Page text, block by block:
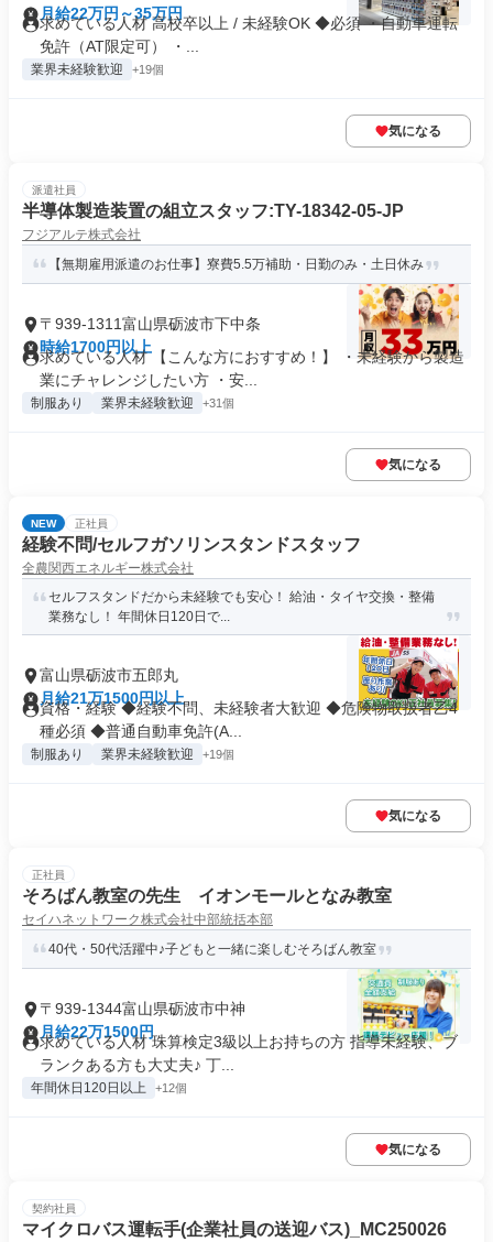
月給22万円～35万円
求めている人材 高校卒以上 / 未経験OK ◆必須 ・自動車運転
免許（AT限定可） ・...
業界未経験歓迎 +19個
気になる
派遣社員
半導体製造装置の組立スタッフ:TY-18342-05-JP
フジアルテ株式会社
【無期雇用派遣のお仕事】寮費5.5万補助・日勤のみ・土日休み
〒939-1311富山県砺波市下中条
時給1700円以上
求めている人材 【こんな方におすすめ！】 ・未経験から製造
業にチャレンジしたい方 ・安...
制服あり 業界未経験歓迎 +31個
気になる
NEW 正社員
経験不問/セルフガソリンスタンドスタッフ
全農関西エネルギー株式会社
セルフスタンドだから未経験でも安心！ 給油・タイヤ交換・整備
業務なし！ 年間休日120日で...
富山県砺波市五郎丸
月給21万1500円以上
資格・経験 ◆経験不問、未経験者大歓迎 ◆危険物取扱者乙4
種必須 ◆普通自動車免許(A...
制服あり 業界未経験歓迎 +19個
気になる
正社員
そろばん教室の先生 イオンモールとなみ教室
セイハネットワーク株式会社中部統括本部
40代・50代活躍中♪子どもと一緒に楽しむそろばん教室
〒939-1344富山県砺波市中神
月給22万1500円
求めている人材 珠算検定3級以上お持ちの方 指導未経験、ブ
ランクある方も大丈夫♪ 丁...
年間休日120日以上 +12個
気になる
契約社員
マイクロバス運転手(企業社員の送迎バス)_MC250026